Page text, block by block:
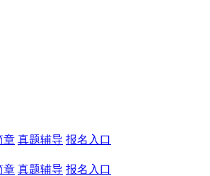
章 真题辅导 报名入口
章 真题辅导 报名入口